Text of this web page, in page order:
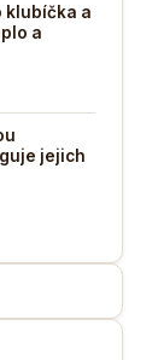
klubíčka a
a
jejich